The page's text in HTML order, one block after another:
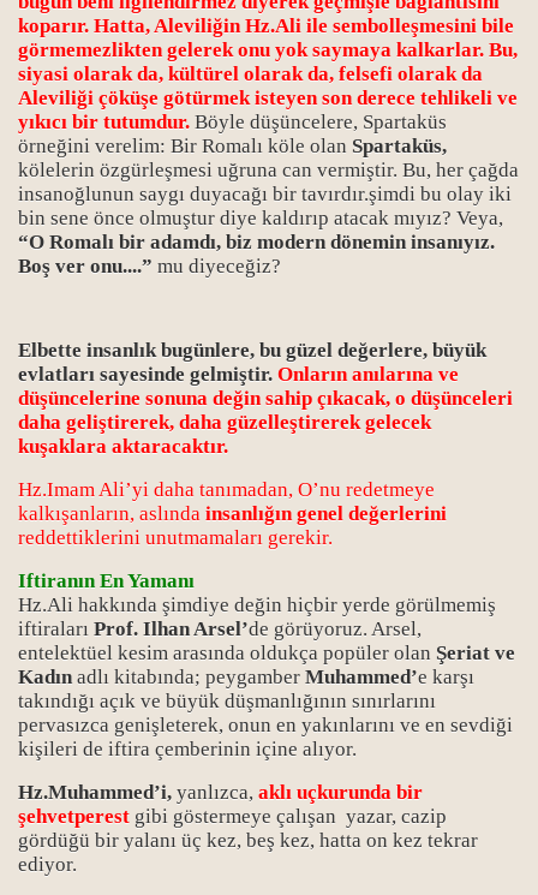
koparır. Hatta, Aleviliğin Hz.Ali ile sembolleşmesini bile
görmemezlikten gelerek onu yok saymaya kalkarlar. Bu,
siyasi olarak da, kültürel olarak da, felsefi olarak da
Aleviliği çöküşe götürmek isteyen son derece tehlikeli ve
yıkıcı bir tutumdur. Böyle düşüncelere, Spartaküs
örneğini verelim: Bir Romalı köle olan Spartaküs,
kölelerin özgürleşmesi uğruna can vermiştir. Bu, her çağda
insanoğlunun saygı duyacağı bir tavırdır.şimdi bu olay iki
bin sene önce olmuştur diye kaldırıp atacak mıyız? Veya,
“O Romalı bir adamdı, biz modern dönemin insanıyız.
Boş ver onu....” mu diyeceğiz?
Elbette insanlık bugünlere, bu güzel değerlere, büyük
evlatları sayesinde gelmiştir. Onların anılarına ve
düşüncelerine sonuna değin sahip çıkacak, o düşünceleri
daha geliştirerek, daha güzelleştirerek gelecek
kuşaklara aktaracaktır.
Hz.Imam Ali’yi daha tanımadan, O’nu redetmeye
kalkışanların, aslında insanlığın genel değerlerini
reddettiklerini unutmamaları gerekir.
Iftiranın En Yamanı
Hz.Ali hakkında şimdiye değin hiçbir yerde görülmemiş
iftiraları Prof. Ilhan Arsel’de görüyoruz. Arsel,
entelektüel kesim arasında oldukça popüler olan Şeriat ve
Kadın adlı kitabında; peygamber Muhammed’e karşı
takındığı açık ve büyük düşmanlığının sınırlarını
pervasızca genişleterek, onun en yakınlarını ve en sevdiği
kişileri de iftira çemberinin içine alıyor.
Hz.Muhammed’i, yanlızca, aklı uçkurunda bir
şehvetperest gibi göstermeye çalışan yazar, cazip
gördüğü bir yalanı üç kez, beş kez, hatta on kez tekrar
ediyor.